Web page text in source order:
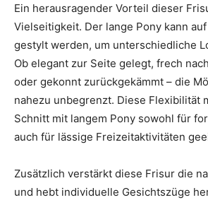
Ein herausragender Vorteil dieser
Vielseitigkeit. Der lange Pony kann
gestylt werden, um unterschiedliche
Ob elegant zur Seite gelegt, frech
oder gekonnt zurückgekämmt – die
nahezu unbegrenzt. Diese Flexibilität
Schnitt mit langem Pony sowohl für
auch für lässige Freizeitaktivitäten
Zusätzlich verstärkt diese Frisur die
und hebt individuelle Gesichtszüge